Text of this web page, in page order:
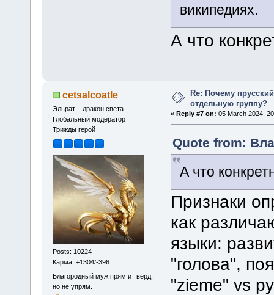
википедиях.
А что
cetsalcoatle
Эльрат – дракон света
Глобальный модератор
Трижды герой
Posts: 10224
Карма: +1304/-396
Благородный муж прям и твёрд,
но не упрям.
Re: Почему
отдельную группу?
« Reply #7 on: 05 March 2024,
Quote from:
А что
Признаки
как
языки:
"голова",
"zieme" vs